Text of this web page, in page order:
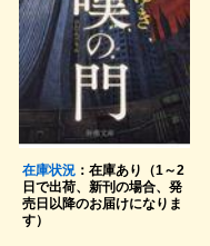
在庫状況：在庫あり（1～2
日で出荷、新刊の場合、発
売日以降のお届けになりま
す）